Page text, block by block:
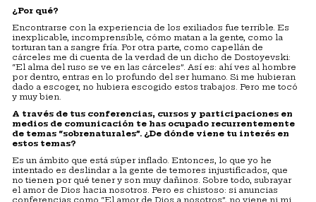
¿Por qué?
Encontrarse con la experiencia de los exiliados fue terrible. Es
inexplicable, incomprensible, cómo matan a la gente, como la
torturan tan a sangre fría. Por otra parte, como capellán de
cárceles me di cuenta de la verdad de un dicho de Dostoyevski:
“El alma del ruso se ve en las cárceles”. Así es: ahí ves al hombre
por dentro, entras en lo profundo del ser humano. Si me hubieran
dado a escoger, no hubiera escogido estos trabajos. Pero me tocó
y muy bien.
A través de tus conferencias, cursos y participaciones en
medios de comunicación te has ocupado recurrentemente
de temas “sobrenaturales”. ¿De dónde viene tu interés en
estos temas?
Es un ámbito que está súper inflado. Entonces, lo que yo he
intentado es deslindar a la gente de temores injustificados, que
no tienen por qué tener y son muy dañinos. Sobre todo, subrayar
el amor de Dios hacia nosotros. Pero es chistoso: si anuncias